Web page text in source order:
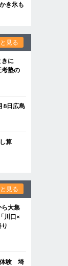
き氷も
見る
きに
塾の
8日広島
算
見る
ら大集
川口×
体験 埼